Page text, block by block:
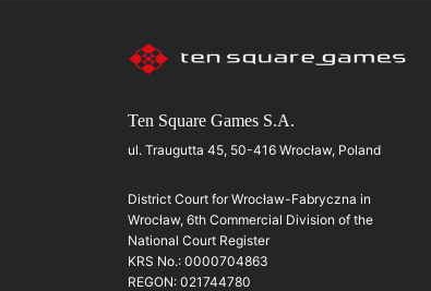
Ten Square Games S.A.
ul. Traugutta 45, 50-416 Wrocław, Poland
District Court for Wrocław-Fabryczna in
Wrocław, 6th Commercial Division of the
National Court Register
KRS No.: 0000704863
REGON: 021744780